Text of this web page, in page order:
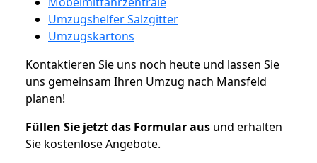
Umzugshelfer Salzgitter
Umzugskartons
Kontaktieren Sie uns noch heute und lassen Sie
uns gemeinsam Ihren Umzug nach Mansfeld
planen!
Füllen Sie jetzt das Formular aus und erhalten
Sie kostenlose Angebote.